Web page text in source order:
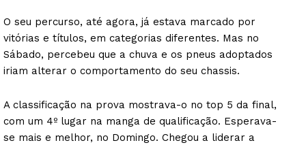
O seu percurso, até agora, já estava marcado por
vitórias e títulos, em categorias diferentes. Mas no
Sábado, percebeu que a chuva e os pneus adoptados
iriam alterar o comportamento do seu chassis.
A classificação na prova mostrava-o no top 5 da final,
com um 4º lugar na manga de qualificação. Esperava-
se mais e melhor, no Domingo. Chegou a liderar a